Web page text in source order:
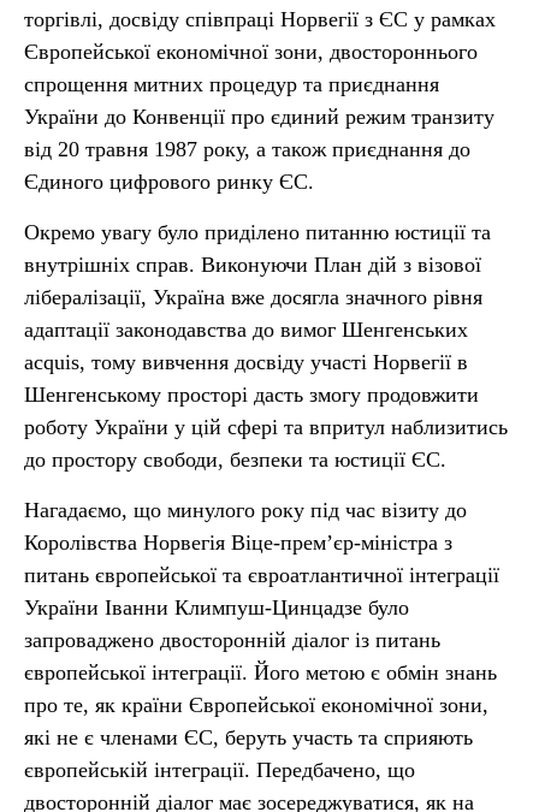
торгівлі, досвіду співпраці Норвегії з ЄС у рамках
Європейської економічної зони, двостороннього
спрощення митних процедур та приєднання
України до Конвенції про єдиний режим транзиту
від 20 травня 1987 року, а також приєднання до
Єдиного цифрового ринку ЄС.
Окремо увагу було приділено питанню юстиції та
внутрішніх справ. Виконуючи План дій з візової
лібералізації, Україна вже досягла значного рівня
адаптації законодавства до вимог Шенгенських
acquis, тому вивчення досвіду участі Норвегії в
Шенгенському просторі дасть змогу продовжити
роботу України у цій сфері та впритул наблизитись
до простору свободи, безпеки та юстиції ЄС.
Нагадаємо, що минулого року під час візиту до
Королівства Норвегія Віце-прем’єр-міністра з
питань європейської та євроатлантичної інтеграції
України Іванни Климпуш-Цинцадзе було
запроваджено двосторонній діалог із питань
європейської інтеграції. Його метою є обмін знань
про те, як країни Європейської економічної зони,
які не є членами ЄС, беруть участь та сприяють
європейській інтеграції. Передбачено, що
двосторонній діалог має зосереджуватися, як на